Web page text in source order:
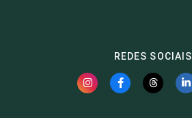
REDES SOCIAIS